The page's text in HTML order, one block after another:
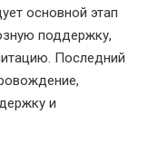
основной этап
поддержку,
Последний
и